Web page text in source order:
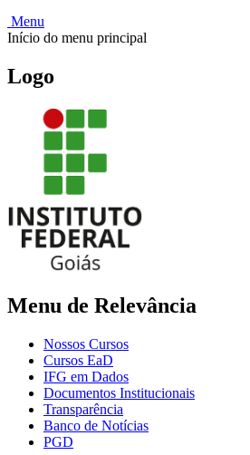
Menu
Início do menu principal
Logo
Menu de Relevância
Nossos Cursos
Cursos EaD
IFG em Dados
Documentos Institucionais
Transparência
Banco de Notícias
PGD